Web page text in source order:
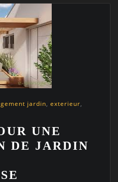
jardin, exterieur,
UNE
DE JARDIN